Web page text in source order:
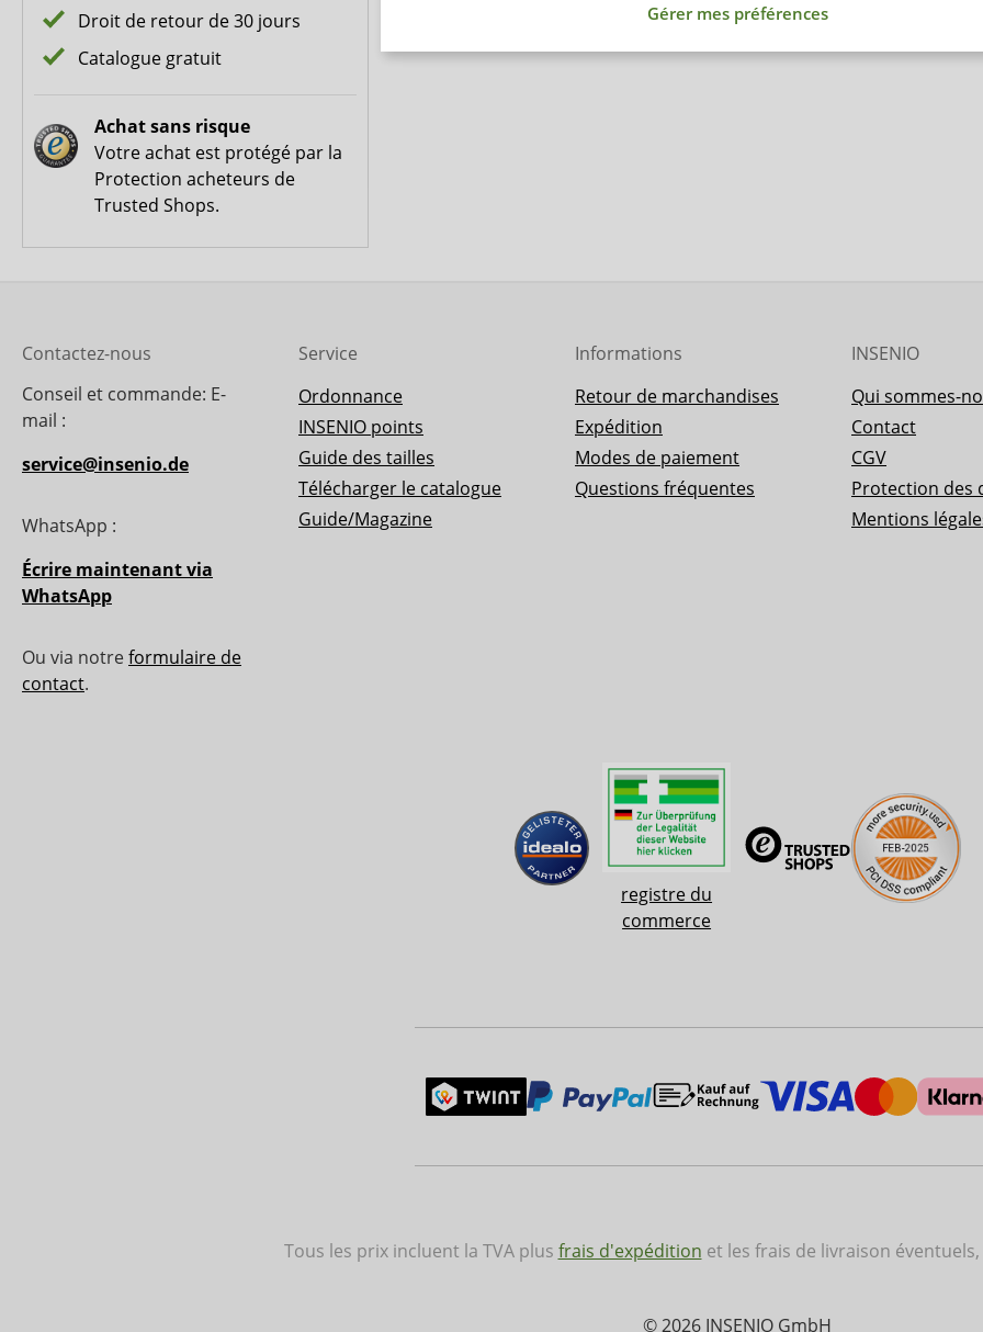
Droit de retour de 30 jours
Catalogue gratuit
Achat sans risque
Votre achat est protégé par la
Protection acheteurs de
Trusted Shops.
Contactez-nous
Conseil et commande: E-
mail :
service@insenio.de
WhatsApp :
Écrire maintenant via
WhatsApp
Ou via notre formulaire de
contact.
Service
Ordonnance
INSENIO points
Guide des tailles
Télécharger le catalogue
Guide/Magazine
Informations
Retour de marchandises
Expédition
Modes de paiement
Questions fréquentes
INSENIO
Qui sommes-
Contact
CGV
Protection des
Mentions
registre du
commerce
Tous les prix incluent la TVA plus frais d'expédition et les frais de livraison
© 2026 INSENIO GmbH
Gérer mes préférences